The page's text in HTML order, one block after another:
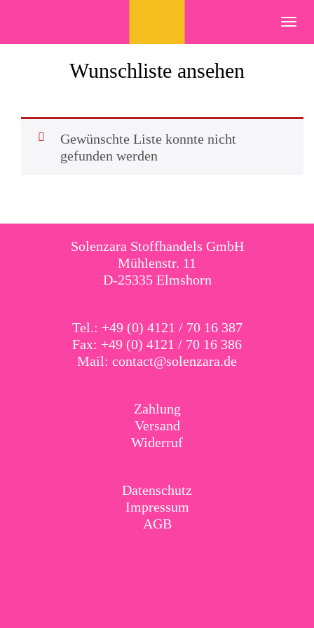
Wunschliste ansehen
Gewünschte Liste konnte nicht
gefunden werden
Solenzara Stoffhandels GmbH
Mühlenstr. 11
D-25335 Elmshorn
Tel.: +49 (0) 4121 / 70 16 387
Fax: +49 (0) 4121 / 70 16 386
Mail: contact@solenzara.de
Zahlung
Versand
Widerruf
Datenschutz
Impressum
AGB